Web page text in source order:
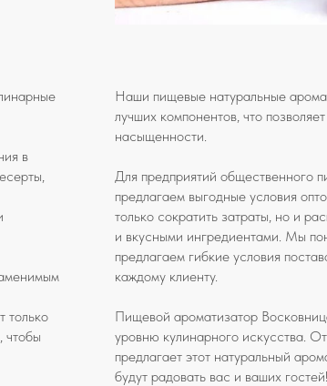
в
только
чтобы
Наши пищевые натуральные
лучших компонентов, что
насыщенности.
Для предприятий общественного
предлагаем выгодные условия
только сократить затраты, но и
и вкусными ингредиентами. Мы
предлагаем гибкие условия
каждому клиенту.
Пищевой ароматизатор
уровню кулинарного искусства.
предлагает этот натуральный
будут радовать вас и ваших гостей!